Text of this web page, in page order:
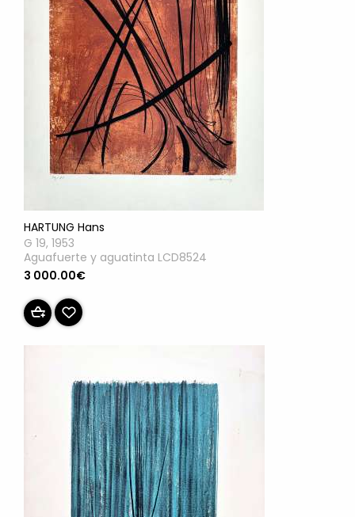
HARTUNG Hans
G 19, 1953
Aguafuerte y aguatinta LCD8524
3 000.00€